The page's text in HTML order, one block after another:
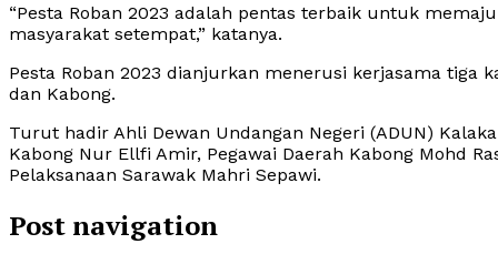
“Pesta Roban 2023 adalah pentas terbaik untuk
masyarakat setempat,” katanya.
Pesta Roban 2023 dianjurkan menerusi kerjasama tiga
dan Kabong.
Turut hadir Ahli Dewan Undangan Negeri (ADUN)
Kabong Nur Ellfi Amir, Pegawai Daerah Kabong Mohd
Pelaksanaan Sarawak Mahri Sepawi.
Post navigation